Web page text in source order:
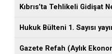
Kıbrıs’ta Tehlikeli Gidişat
Hukuk Bülteni 1. Sayısı
Gazete Refah (Aylık